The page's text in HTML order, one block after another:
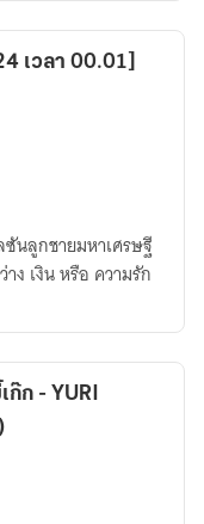
เวลา 00.01]
นลูกชายมหาเศรษฐี
ง เงิน หรือ ความรัก
ก๊ก - YURI